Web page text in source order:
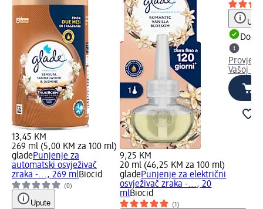
13,45 KM
269 ml (5,00 KM za 100 ml)
gladePunjenje za
automatski osvježivač
zraka -..., 269 mlBiocid
(0)
Upute
9,25 KM
20 ml (46,25 KM za 100 ml)
gladePunjenje za električni
osvježivač zraka -..., 20
mlBiocid
(1)
Vašoj